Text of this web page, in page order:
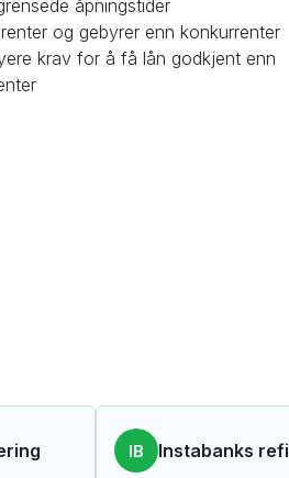
åpningstider
og gebyrer enn konkurrenter
krav for å få lån godkjent enn
IB Instabanks